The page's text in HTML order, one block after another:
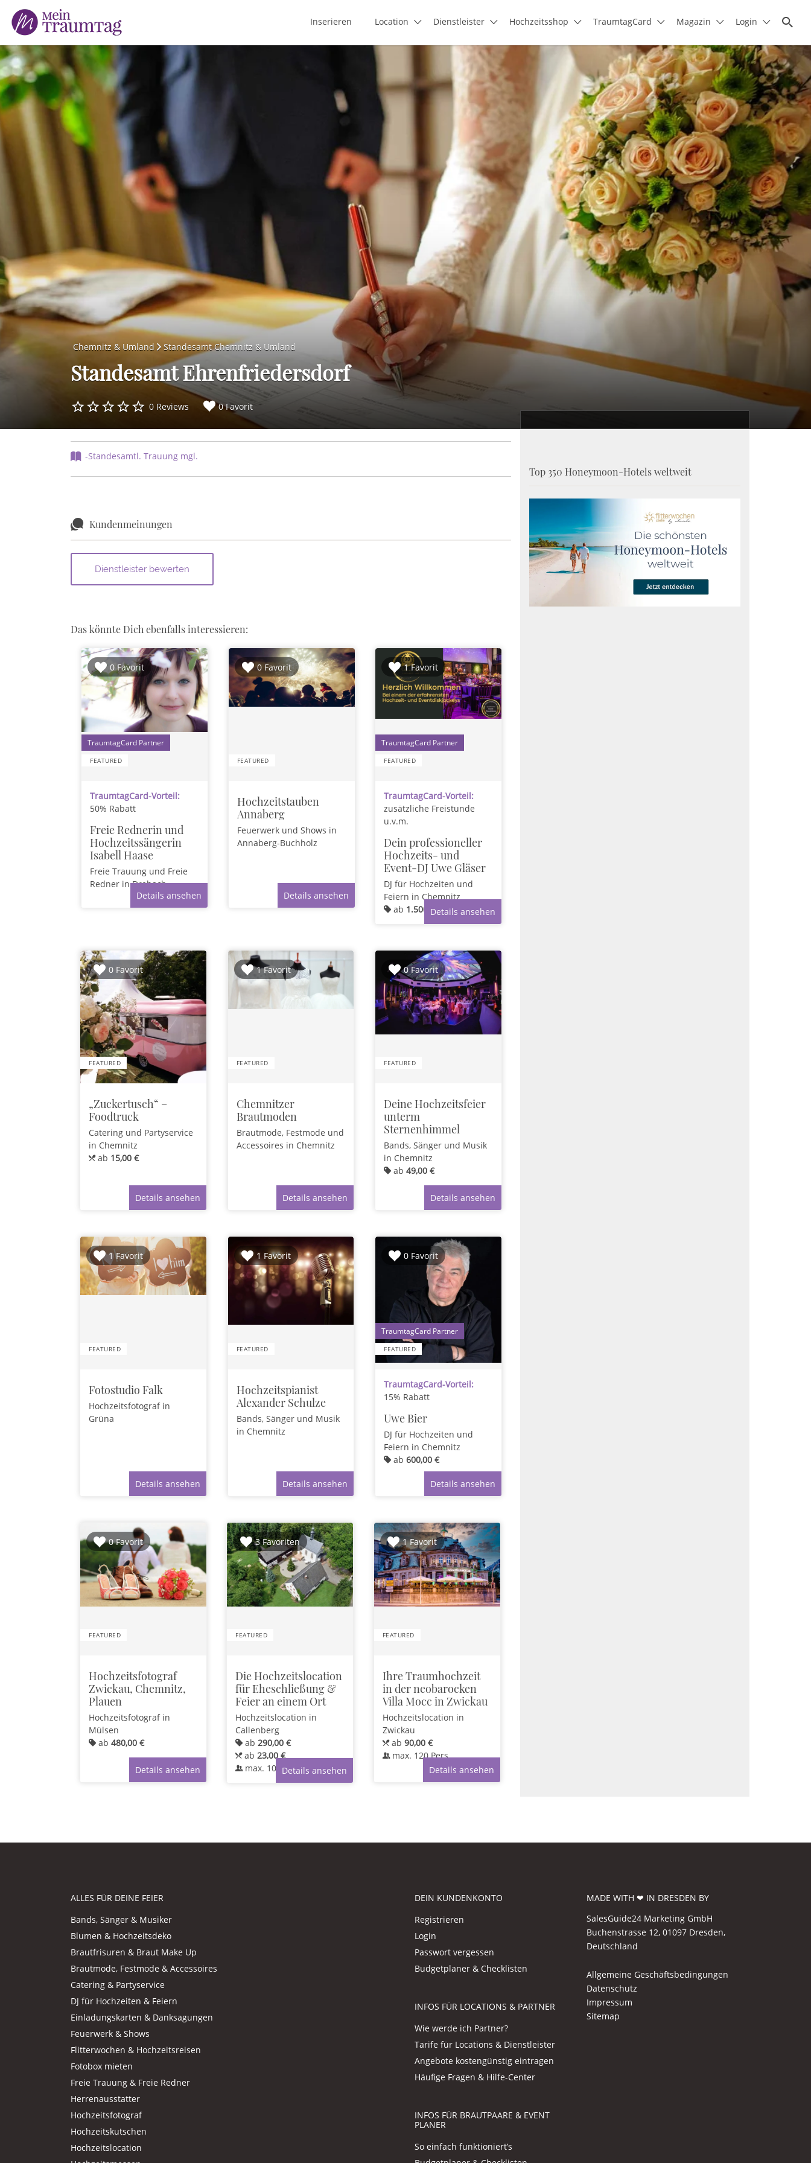
Inserieren Location Dienstleister Hochzeitsshop TraumtagCard Magazin Login
Suchen
nach:
Chemnitz & Umland Standesamt Chemnitz & Umland
Standesamt Ehrenfriedersdorf
0 Reviews 0 Favorit
-Standesamtl. Trauung mgl.
Kundenmeinungen
Das könnte Dich ebenfalls interessieren:
0 Favorit
FEATURED
TraumtagCard-Vorteil:
50% Rabatt
Freie Rednerin und
Hochzeitssängerin
Isabell Haase
Freie Trauung und Freie
Redner in Drebach
Details ansehen
0 Favorit
FEATURED
Hochzeitstauben
Annaberg
Feuerwerk und Shows in
Annaberg-Buchholz
Details ansehen
1 Favorit
FEATURED
TraumtagCard-Vorteil:
zusätzliche Freistunde
u.v.m.
Dein professioneller
Hochzeits- und
Event-DJ Uwe Gläser
DJ für Hochzeiten und
Feiern in Chemnitz
ab 1.500,00 €Details ansehen
0 Favorit
FEATURED
„Zuckertusch“ –
Foodtruck
Catering und Partyservice
in Chemnitz
ab 15,00 €
Details ansehen
1 Favorit
FEATURED
Chemnitzer
Brautmoden
Brautmode, Festmode und
Accessoires in Chemnitz
Details ansehen
0 Favorit
FEATURED
Deine Hochzeitsfeier
unterm
Sternenhimmel
Bands, Sänger und Musik
in Chemnitz
ab49,00 €
Details ansehen
1 Favorit
FEATURED
Fotostudio Falk
Hochzeitsfotograf in
Grüna
Details ansehen
1 Favorit
FEATURED
Hochzeitspianist
Alexander Schulze
Bands, Sänger und Musik
in Chemnitz
Details ansehen
0 Favorit
FEATURED
1
TraumtagCard-Vorteil:
15% Rabatt
Uwe Bier
DJ für Hochzeiten und
Feiern in Chemnitz
ab600,00 €
Details ansehen
0 Favorit
FEATURED
Hochzeitsfotograf
Zwickau, Chemnitz,
Plauen
Hochzeitsfotograf in
Mülsen
ab 480,00 €
Details ansehen
3 Favoriten
FEATURED
Die Hochzeitslocation
für Eheschließung &
Feier an einem Ort
Hochzeitslocation in
Callenberg
ab290,00 €
ab23,00 €
max. 100 Pers.
Details ansehen
1 Favorit
FEATURED
Ihre Traumhochzeit
in der neobarocken
Villa Mocc in Zwickau
Hochzeitslocation in
Zwickau
ab 90,00 €
max. 120Pers.
Details ansehen
Top 350 Honeymoon-Hotels weltweit
ALLES FÜR DEINE FEIER
Bands, Sänger & Musiker
Blumen & Hochzeitsdeko
Brautfrisuren & Braut Make Up
Brautmode, Festmode & Accessoires
Catering & Partyservice
DJ für Hochzeiten & Feiern
Einladungskarten & Danksagungen
Feuerwerk & Shows
Flitterwochen & Hochzeitsreisen
Fotobox mieten
Freie Trauung & Freie Redner
Herrenausstatter
Hochzeitsfotograf
Hochzeitskutschen
Hochzeitslocation
DEIN KUNDENKONTO
Registrieren
Login
Passwort vergessen
Budgetplaner & Checklisten
INFOS FÜR LOCATIONS & PARTNER
Wie werde ich Partner?
Tarife für Locations & Dienstleister
Angebote kostengünstig eintragen
Häufige Fragen & Hilfe-Center
INFOS FÜR BRAUTPAARE & EVENT
PLANER
So einfach funktioniert’s
MADE WITH ❤ IN DRESDEN BY
SalesGuide24 Marketing GmbH
Buchenstrasse 12, 01097 Dresden,
Deutschland
Allgemeine Geschäftsbedingungen
Datenschutz
Impressum
Sitemap